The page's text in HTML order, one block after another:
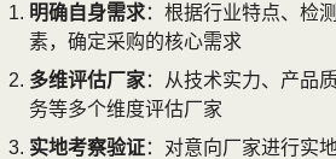
明确自身需求：根据行业特点、检
素，确定采购的核心需求
多维评估厂家：从技术实力、产品
务等多个维度评估厂家
实地考察验证：对意向厂家进行实